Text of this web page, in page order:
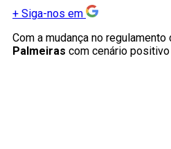
+ Siga-nos em
Com a mudança no regulamento
Palmeiras com cenário positivo